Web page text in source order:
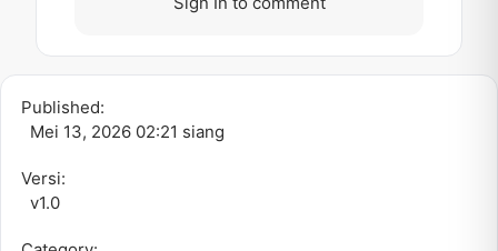
Published:
Mei 13, 2026 02:21 siang
Versi:
v1.0